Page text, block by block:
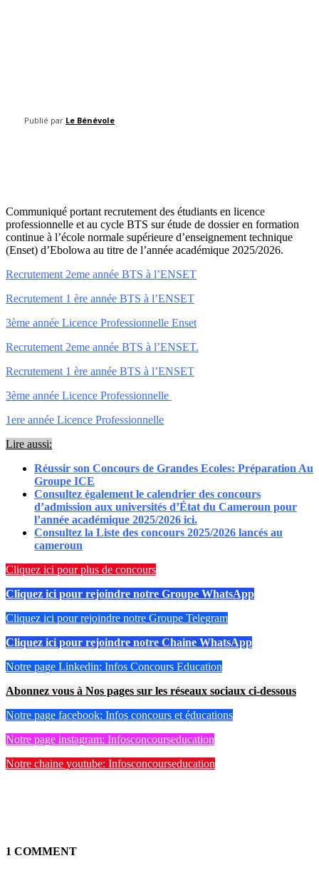
Publié par Le Bénévole
Communiqué portant recrutement des étudiants en licence
professionnelle et au cycle BTS sur étude de dossier en formation
continue à l’école normale supérieure d’enseignement technique
(Enset) d’Ebolowa au titre de l’année académique 2025/2026.
Recrutement 2eme année BTS à l’ENSET
Recrutement 1 ère année BTS à l’ENSET
3ème année Licence Professionnelle Enset
Recrutement 2eme année BTS à l’ENSET.
Recrutement 1 ère année BTS à l’ENSET
3ème année Licence Professionnelle
1ere année Licence Professionnelle
Lire aussi:
Réussir son Concours de Grandes Ecoles: Préparation Au
Groupe ICE
Consultez également le calendrier des concours
d’admission aux universités d’État du Cameroun pour
l’année académique 2025/2026 ici.
Consultez la Liste des concours 2025/2026 lancés au
cameroun
Cliquez ici pour plus de concours
Cliquez ici pour rejoindre notre Groupe WhatsApp
Cliquez ici pour rejoindre notre Groupe Telegram
Cliquez ici pour rejoindre notre Chaine WhatsApp
Notre page Linkedin: Infos Concours Education
Abonnez vous à Nos pages sur les réseaux sociaux ci-dessous
Notre page facebook: Infos concours et éducations
Notre page instagram: Infosconcourseducation
Notre chaine youtube: Infosconcourseducation
1 COMMENT